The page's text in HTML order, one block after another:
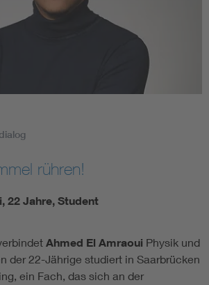
rühren!
22 Jahre, Student
Ahmed El Amraoui Physik und
der 22-Jährige studiert in Saarbrücken
ein Fach, das sich an der